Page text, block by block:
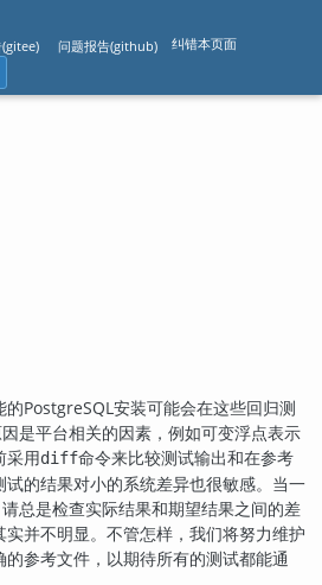
问题报告(github) 纠错本页面
的PostgreSQL安装可能会在这些回归测
因是平台相关的因素，例如可变浮点表示
采用diff命令来比较测试输出和在参考
的结果对小的系统差异也很敏感。当一
总是检查实际结果和期望结果之间的差
并不明显。不管怎样，我们将努力维护
参考文件，以期待所有的测试都能通